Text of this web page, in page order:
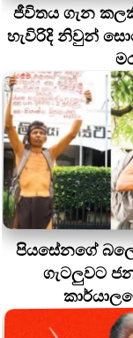
ජීවිතය ගැන
හැවිරිදි නිවුන්
පියසේනගේ
ගැටලුවට